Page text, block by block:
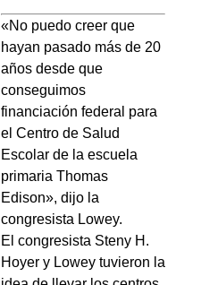
«No puedo creer que
hayan pasado más de 20
años desde que
conseguimos
financiación federal para
el Centro de Salud
Escolar de la escuela
primaria Thomas
Edison», dijo la
congresista Lowey.
El congresista Steny H.
Hoyer y Lowey tuvieron la